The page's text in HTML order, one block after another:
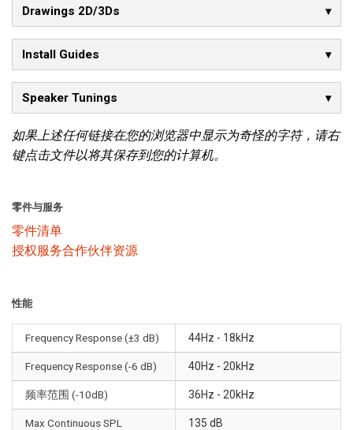
Drawings 2D/3Ds
Install Guides
Speaker Tunings
如果上述任何链接在您的浏览器中显示为奇怪的字符，请右
键点击文件以将其保存到您的计算机。
零件与服务
零件清单
授权服务合作伙伴资源
性能
Frequency Response (±3 dB) 44Hz - 18kHz
Frequency Response (-6 dB) 40Hz - 20kHz
频率范围 (-10dB) 36Hz - 20kHz
Max Continuous SPL 135 dB